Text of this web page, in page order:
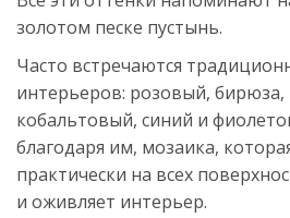
золотом песке пустынь.
Часто встречаются
интерьеров: розовый,
кобальтовый, синий и
благодаря им, мозаика,
практически на всех
и оживляет интерьер.